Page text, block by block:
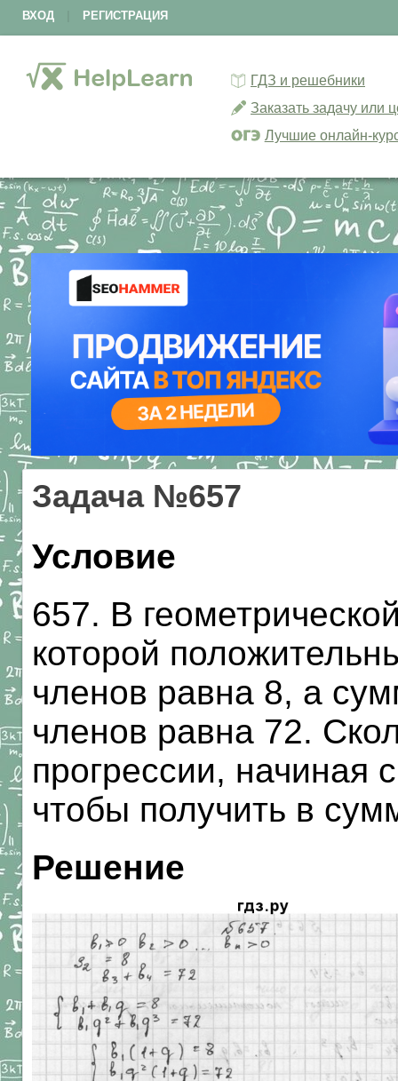
ВХОД РЕГИСТРАЦИЯ
ГДЗ и решебники
Заказать задачу или
Лучшие онлайн-
Задача №657
Условие
657. В
которой
членов равна 8, а
членов равна 72.
прогрессии, начиная
чтобы получить в
Решение